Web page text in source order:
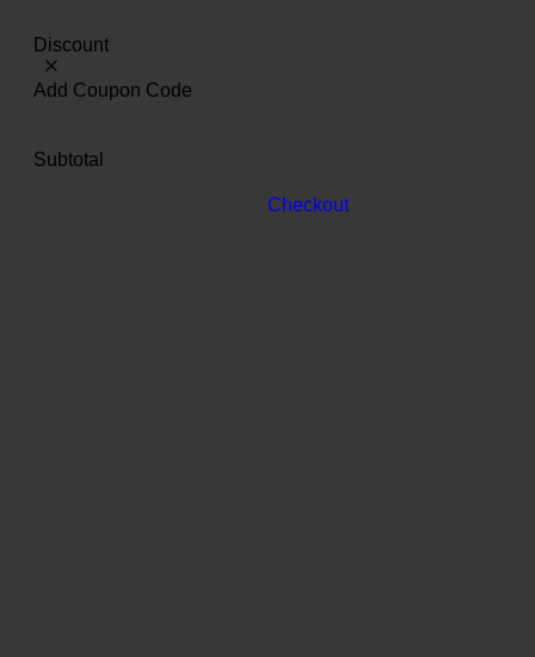
Discount
Add Coupon Code
Subtotal
Checkout